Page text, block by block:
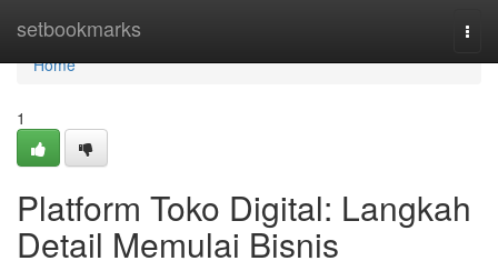
setbookmarks
Home
Home
1
Platform Toko Digital: Langkah
Detail Memulai Bisnis